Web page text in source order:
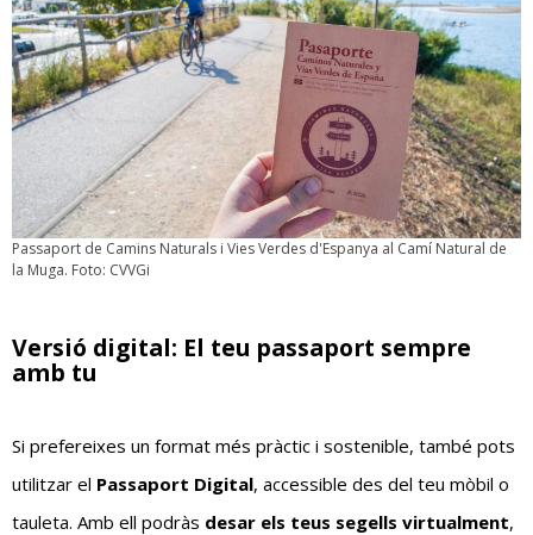
Passaport de Camins Naturals i Vies Verdes d'Espanya al Camí Natural de
la Muga. Foto: CVVGi
Versió digital: El teu passaport sempre
amb tu
Si prefereixes un format més pràctic i sostenible, també pots
utilitzar el Passaport Digital, accessible des del teu mòbil o
tauleta. Amb ell podràs desar els teus segells virtualment,